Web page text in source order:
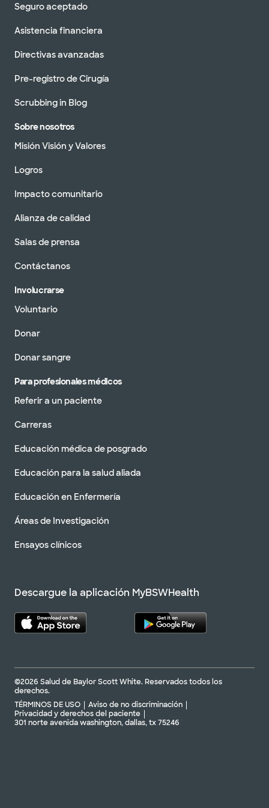
Seguro aceptado
Asistencia financiera
Directivas avanzadas
Pre-registro de Cirugía
Scrubbing in Blog
Sobre nosotros
Misión Visión y Valores
Logros
Impacto comunitario
Alianza de calidad
Salas de prensa
Contáctanos
Involucrarse
Voluntario
Donar
Donar sangre
Para profesionales médicos
Referir a un paciente
Carreras
Educación médica de posgrado
Educación para la salud aliada
Educación en Enfermería
Áreas de Investigación
Ensayos clínicos
Descargue la aplicación MyBSWHealth
©2026 Salud de Baylor Scott White. Reservados todos los
derechos.
TÉRMINOS DE USO
Aviso de no discriminación
Privacidad y derechos del paciente
301 norte avenida washington, dallas, tx 75246